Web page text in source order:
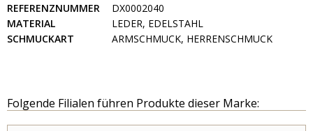
REFERENZNUMMER
DX0002040
MATERIAL
LEDER, EDELSTAHL
SCHMUCKART
ARMSCHMUCK, HERRENSCHMUCK
Folgende Filialen führen Produkte dieser Marke: